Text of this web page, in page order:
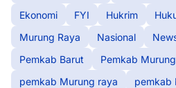
Ekonomi
FYI Hukrim
Murung Raya
Nasional
Pemkab Barut
Pemkab Murung
pemkab Murung raya
pemkab